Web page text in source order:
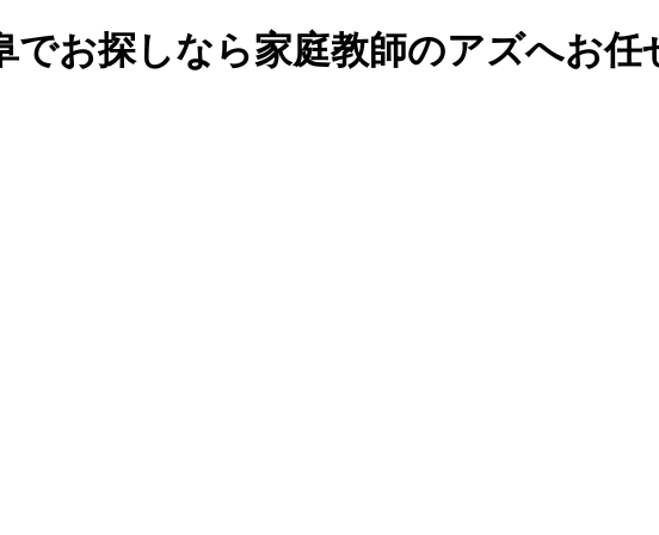
でお探しなら家庭教師のアズへお任